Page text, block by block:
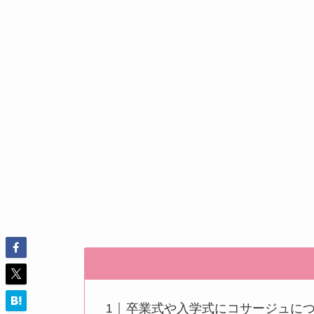
卒業式や入学式にコサージュに